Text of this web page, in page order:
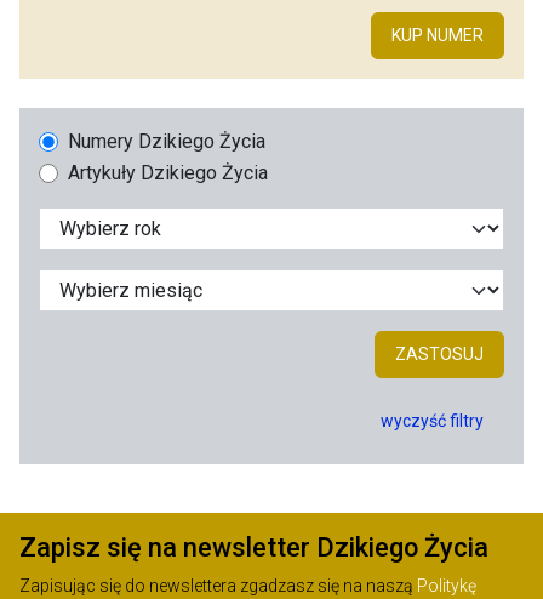
KUP NUMER
Numery Dzikiego Życia
Artykuły Dzikiego Życia
ZASTOSUJ
wyczyść filtry
Zapisz się na newsletter Dzikiego Życia
Zapisując się do newslettera zgadzasz się na naszą Politykę